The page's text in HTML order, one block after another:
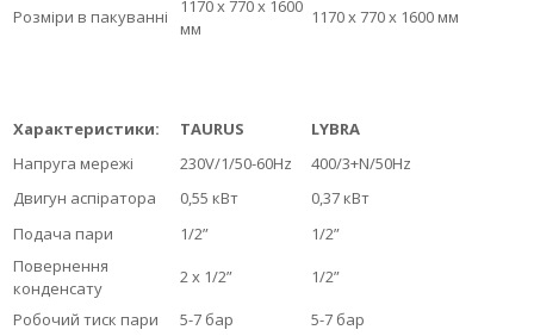
Розміри в пакуванні
1170 x 770 x 1600
мм
1170 x 770 x 1600 мм
Характеристики: TAURUS
LYBRA
Напруга мережі
230V/1/50-60Hz
400/3+N/50Hz
Двигун аспіратора
0,55 кВт
0,37 кВт
Подача пари
1/2”
1/2”
Повернення
конденсату
2 х 1/2”
1/2”
Робочий тиск пари
5-7 бар
5-7 бар